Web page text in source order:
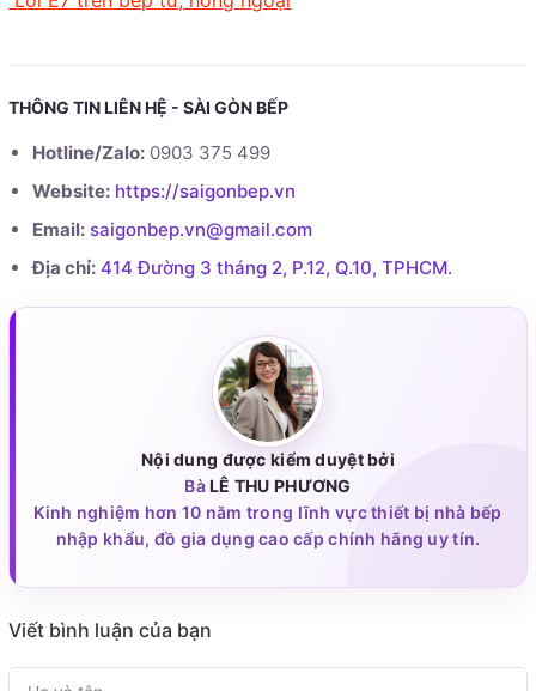
THÔNG TIN LIÊN HỆ - SÀI GÒN BẾP
Hotline/Zalo: 0903 375 499
Website: https://saigonbep.vn
Email: saigonbep.vn@gmail.com
Địa chỉ: 414 Đường 3 tháng 2, P.12, Q.10, TPHCM.
Nội dung được kiểm duyệt bởi
BàLÊ THU PHƯƠNG
Kinh nghiệm hơn 10 năm trong lĩnh vực thiết bị nhà bếp
nhập khẩu, đồ gia dụng cao cấp chính hãng uy tín.
Viết bình luận của bạn